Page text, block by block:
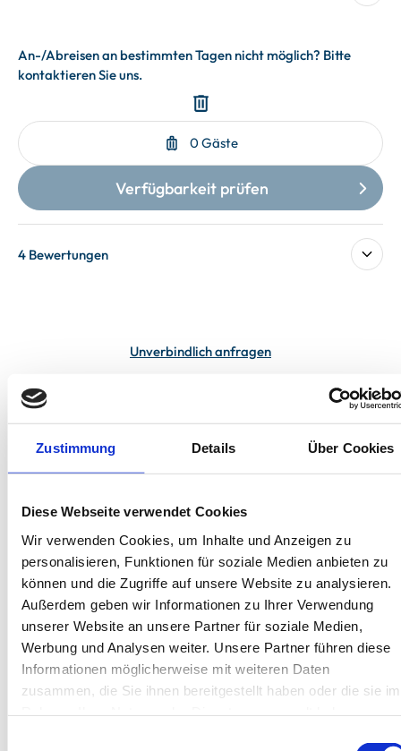
Zustimmung Details Über Cookies
Diese Webseite verwendet Cookies
Wir verwenden Cookies, um Inhalte und Anzeigen zu
personalisieren, Funktionen für soziale Medien anbieten zu
können und die Zugriffe auf unsere Website zu analysieren.
Außerdem geben wir Informationen zu Ihrer Verwendung
unserer Website an unsere Partner für soziale Medien,
Werbung und Analysen weiter. Unsere Partner führen diese
Informationen möglicherweise mit weiteren Daten
zusammen, die Sie ihnen bereitgestellt haben oder die sie im
4 Bewertungen
Unverbindlich anfragen
In deiner Buchung inbegriffen
Bis 60 Tage vorab kostenfrei stornieren
Best-Preis-Garantie für Ihren Urlaub
Endreinigung inklusive
Wäschepakete inklusive
Gäste-App mit digitalen Bonusprogrammen
Kiebitzdelle-Leegde 10, 26757 Borkum
Objekt-Nr.: 4790001
Diese Unterkunft teilen: